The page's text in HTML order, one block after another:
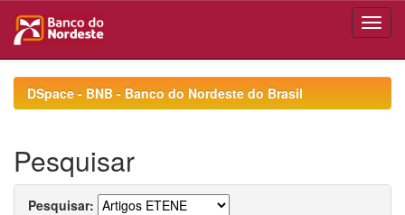
navigationDSpace - BNB - Banco do Nordeste do Brasil
Pesquisar
Pesquisar: